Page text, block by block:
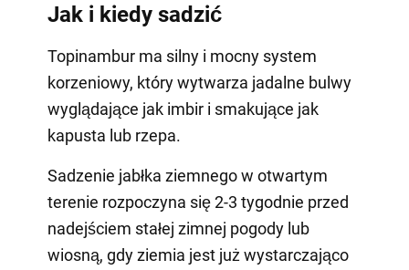
Jak i kiedy sadzić
Topinambur ma silny i mocny system
korzeniowy, który wytwarza jadalne bulwy
wyglądające jak imbir i smakujące jak
kapusta lub rzepa.
Sadzenie jabłka ziemnego w otwartym
terenie rozpoczyna się 2-3 tygodnie przed
nadejściem stałej zimnej pogody lub
wiosną, gdy ziemia jest już wystarczająco